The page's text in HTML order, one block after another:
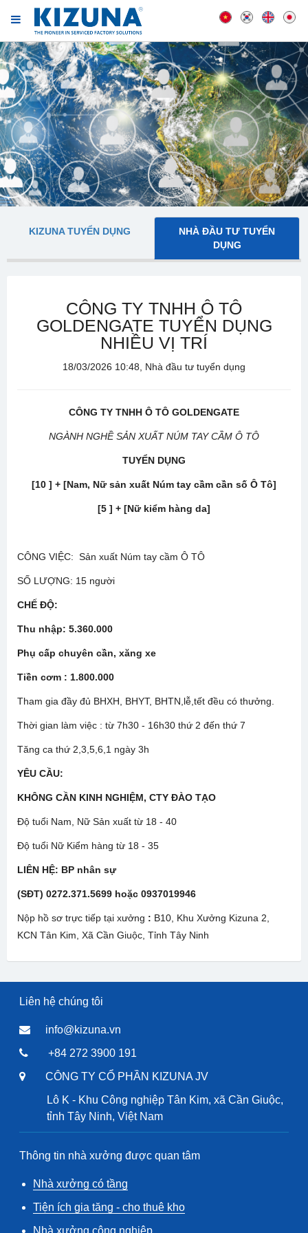
KIZUNA TUYỂN DỤNG
NHÀ ĐẦU TƯ TUYỂN
DỤNG
CÔNG TY TNHH Ô TÔ
GOLDENGATE TUYỂN DỤNG
NHIỀU VỊ TRÍ
18/03/2026 10:48, Nhà đầu tư tuyển dụng
CÔNG TY TNHH Ô TÔ GOLDENGATE
NGÀNH NGHỀ SẢN XUẤT NÚM TAY CẦM Ô TÔ
TUYỂN DỤNG
[10 ] + [Nam, Nữ sản xuất Núm tay cầm cần số Ô Tô]
[5 ] + [Nữ kiểm hàng da]
CÔNG VIỆC: Sản xuất Núm tay cầm Ô TÔ
SỐ LƯỢNG: 15 người
CHẾ ĐỘ:
Thu nhập: 5.360.000
Phụ cấp chuyên cần, xăng xe
Tiền cơm : 1.800.000
Tham gia đầy đủ BHXH, BHYT, BHTN,lễ,tết đều có thưởng.
Thời gian làm việc : từ 7h30 - 16h30 thứ 2 đến thứ 7
Tăng ca thứ 2,3,5,6,1 ngày 3h
YÊU CẦU:
KHÔNG CẦN KINH NGHIỆM, CTY ĐÀO TẠO
Độ tuổi Nam, Nữ Sản xuất từ 18 - 40
Độ tuổi Nữ Kiểm hàng từ 18 - 35
LIÊN HỆ: BP nhân sự
(SĐT) 0272.371.5699 hoặc 0937019946
Nộp hồ sơ trực tiếp tại xưởng : B10, Khu Xưởng Kizuna 2,
KCN Tân Kim, Xã Cần Giuộc, Tỉnh Tây Ninh
Liên hệ chúng tôi
info@kizuna.vn
+84 272 3900 191
CÔNG TY CỔ PHẦN KIZUNA JV
Lô K - Khu Công nghiệp Tân Kim, xã Cần Giuộc,
tỉnh Tây Ninh, Việt Nam
Thông tin nhà xưởng được quan tâm
Nhà xưởng có tầng
Tiện ích gia tăng - cho thuê kho
Nhà xưởng công nghiệp